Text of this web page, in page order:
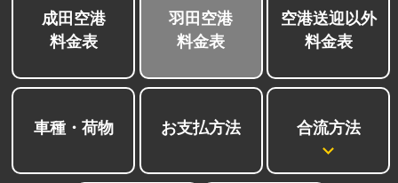
成田空港
料金表
羽田空港
料金表
空港送迎以外
料金表
車種・荷物 お支払方法 合流方法